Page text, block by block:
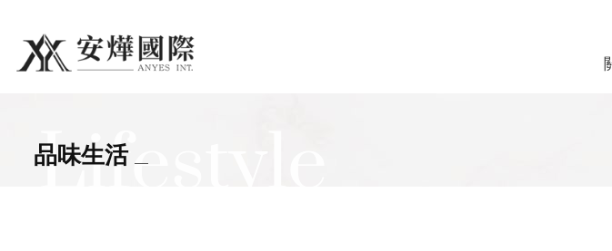
Lifestyle
品味生活